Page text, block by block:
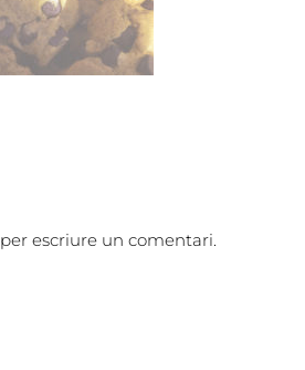
per escriure un comentari.